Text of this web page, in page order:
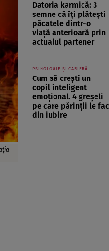
Datoria karmică: 3
semne că îți plătești
păcatele dintr-o
viață anterioară prin
actualul partener
PSIHOLOGIE ȘI CARIERĂ
Cum să crești un
copil inteligent
emoțional. 4 greșeli
pe care părinții le fac
din iubire